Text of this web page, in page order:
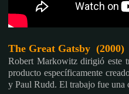
The Great Gatsby (2000)
Robert Markowitz dirigió este
producto específicamente
y Paul Rudd. El trabajo fue una